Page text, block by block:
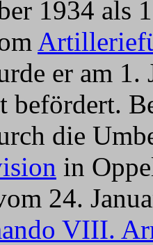
1934 als
er am
befördert.
die
in
24.
VIII.